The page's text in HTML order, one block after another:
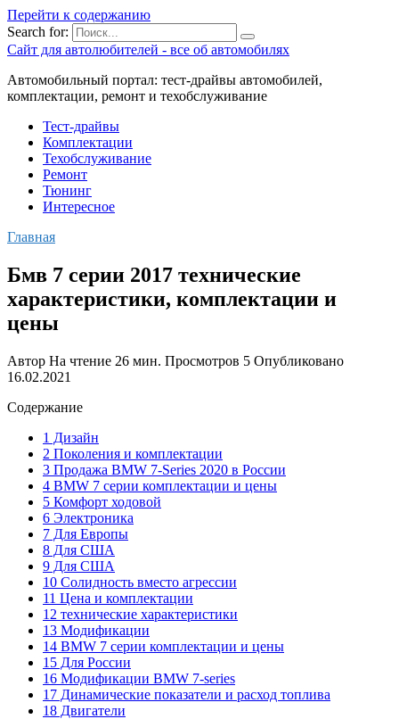
Перейти к содержанию
Search for:
Сайт для автолюбителей - все об автомобилях
Автомобильный портал: тест-драйвы автомобилей,
комплектации, ремонт и техобслуживание
Тест-драйвы
Комплектации
Техобслуживание
Ремонт
Тюнинг
Интересное
Главная
Бмв 7 серии 2017 технические
характеристики, комплектации и
цены
Автор На чтение 26 мин. Просмотров 5 Опубликовано
16.02.2021
Содержание
1 Дизайн
2 Поколения и комплектации
3 Продажа BMW 7-Series 2020 в России
4 BMW 7 серии комплектации и цены
5 Комфорт ходовой
6 Электроника
7 Для Европы
8 Для США
9 Для США
10 Солидность вместо агрессии
11 Цена и комплектации
12 технические характеристики
13 Модификации
14 BMW 7 серии комплектации и цены
15 Для России
16 Модификации BMW 7-series
17 Динамические показатели и расход топлива
18 Двигатели